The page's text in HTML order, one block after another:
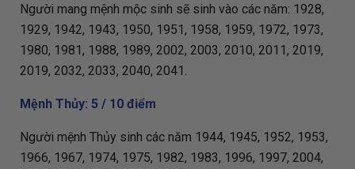
Người mang mệnh mộc sinh sẽ sinh vào các năm: 1928,
1929, 1942, 1943, 1950, 1951, 1958, 1959, 1972, 1973,
1980, 1981, 1988, 1989, 2002, 2003, 2010, 2011, 2019,
2019, 2032, 2033, 2040, 2041.
Mệnh Thủy: 5 / 10 điểm
Người mệnh Thủy sinh các năm 1944, 1945, 1952, 1953,
1966, 1967, 1974, 1975, 1982, 1983, 1996, 1997, 2004,